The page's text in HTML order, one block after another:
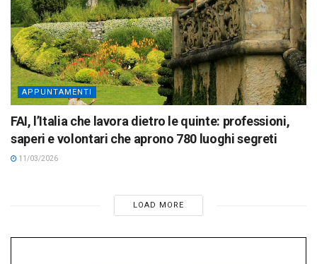
APPUNTAMENTI
FAI, l’Italia che lavora dietro le quinte: professioni,
saperi e volontari che aprono 780 luoghi segreti
11/03/2026
LOAD MORE